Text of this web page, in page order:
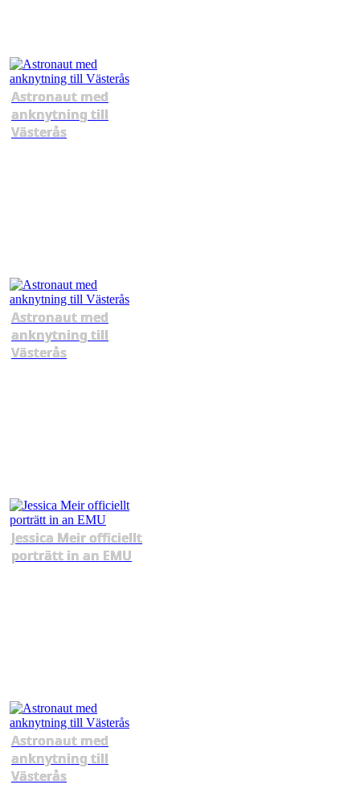
Astronaut med
anknytning till
Västerås
Astronaut med
anknytning till
Västerås
Jessica Meir officiellt
porträtt in an EMU
Astronaut med
anknytning till
Västerås